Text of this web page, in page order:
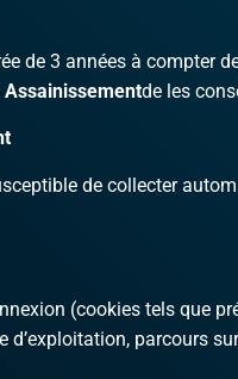
de 3 années à compter
Assainissementde les
de collecter
(cookies tels que
parcours